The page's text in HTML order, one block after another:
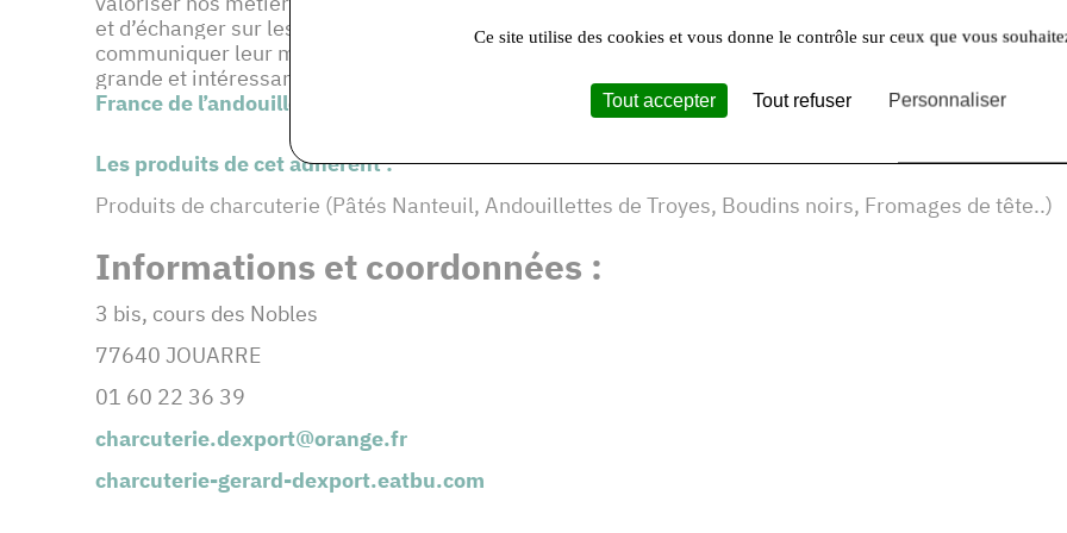
et d’échanger sur les problématiques qui nous touchent. L’attention que j’accorde à la qualité de
communiquer leur mode de fabrication au consommateur, d’autant plus que nous sommes
grande et intéressante. » Gérard d’
figure parmi les cinq premiers du
France de l’andouillette
Les produits de cet adhérent :
Produits de charcuterie (Pâtés Nanteuil, Andouillettes de Troyes, Boudins noirs, Fromages de tête..)
Informations et coordonnées :
3 bis, cours des Nobles
77640 JOUARRE
01 60 22 36 39
charcuterie.dexport@orange.fr
charcuterie-gerard-dexport.eatbu.com
Ce site utilise des cookies et vous donne le contrôle sur ceux que vous
Tout accepter Tout refuser Personnaliser